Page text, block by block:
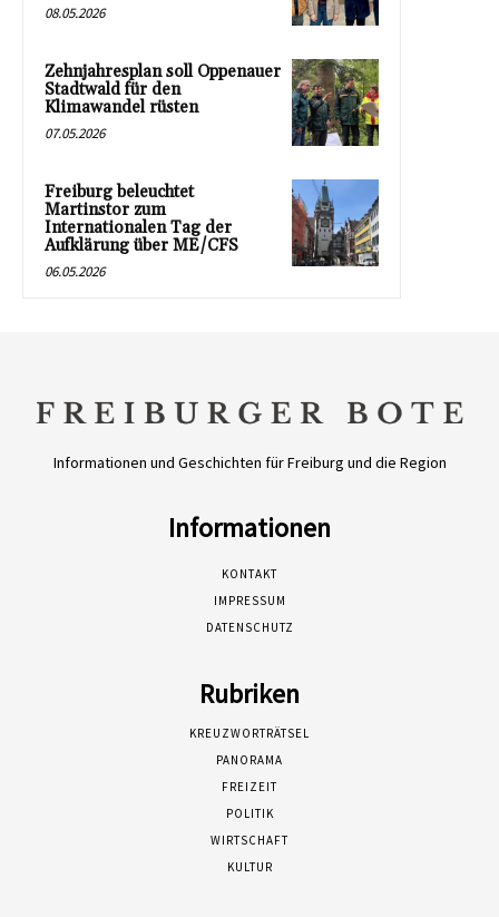
08.05.2026
Zehnjahresplan soll Oppenauer
Stadtwald für den
Klimawandel rüsten
07.05.2026
Freiburg beleuchtet
Martinstor zum
Internationalen Tag der
Aufklärung über ME/CFS
06.05.2026
Informationen und Geschichten für Freiburg und die Region
Informationen
KONTAKT
IMPRESSUM
DATENSCHUTZ
Rubriken
KREUZWORTRÄTSEL
PANORAMA
FREIZEIT
POLITIK
WIRTSCHAFT
KULTUR